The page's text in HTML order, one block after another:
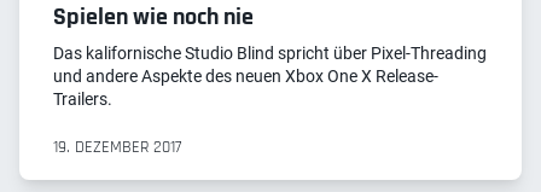
Spielen wie noch nie
Das kalifornische Studio Blind spricht über Pixel-Threading
und andere Aspekte des neuen Xbox One X Release-
Trailers.
19. DEZEMBER 2017